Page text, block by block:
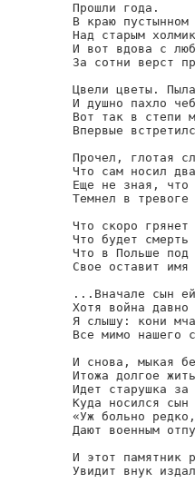
Прошли года.
В краю пустынном
Над старым
И вот вдова с
За сотни верст
Цвели цветы.
И душно пахло
Вот так в степи
Впервые
Прочел, глотая
Что сам носил
Еще не зная, что
Темнел в тревоге
Что скоро грянет
Что будет
Что в Польше под
Свое оставит имя
...Вначале сын
Хотя война давно
Я слышу: кони
Все мимо нашего
И снова, мыкая
Итожа долгое
Идет старушка за
Куда носился сын
«Уж больно
Дают военным
И этот памятник
Увидит внук